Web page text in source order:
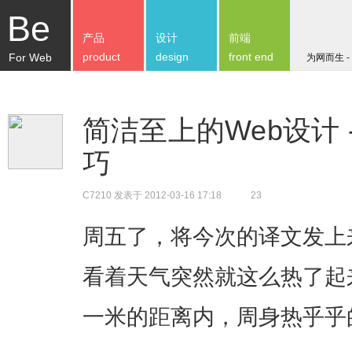
Be
For Web 为网而生
产品
product
设计
design
前端
front end
简洁至上的Web设
巧
C7210 发表于 2012-03-16 17:18 23
周五了，将今次的译文发
看着天气突然就这么热了
一米的距离内，周身热乎